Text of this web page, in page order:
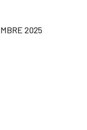
2025